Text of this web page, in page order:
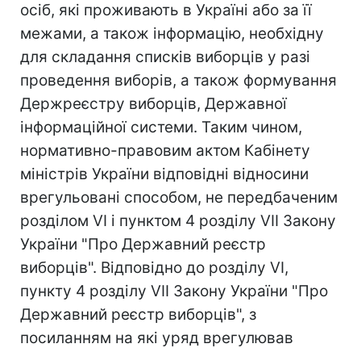
осіб, які проживають в Україні або за її
межами, а також інформацію, необхідну
для складання списків виборців у разі
проведення виборів, а також формування
Держреєстру виборців, Державної
інформаційної системи. Таким чином,
нормативно-правовим актом Кабінету
міністрів України відповідні відносини
врегульовані способом, не передбаченим
розділом VI і пунктом 4 розділу VII Закону
України "Про Державний реєстр
виборців". Відповідно до розділу VI,
пункту 4 розділу VII Закону України "Про
Державний реєстр виборців", з
посиланням на які уряд врегулював